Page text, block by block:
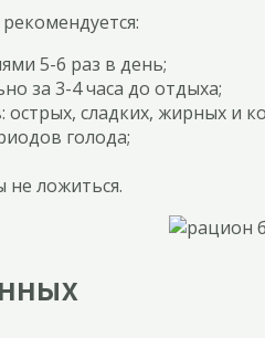
5-6 раз в день;
за 3-4 часа до отдыха;
острых, сладких, жирных и
голода;
не ложиться.